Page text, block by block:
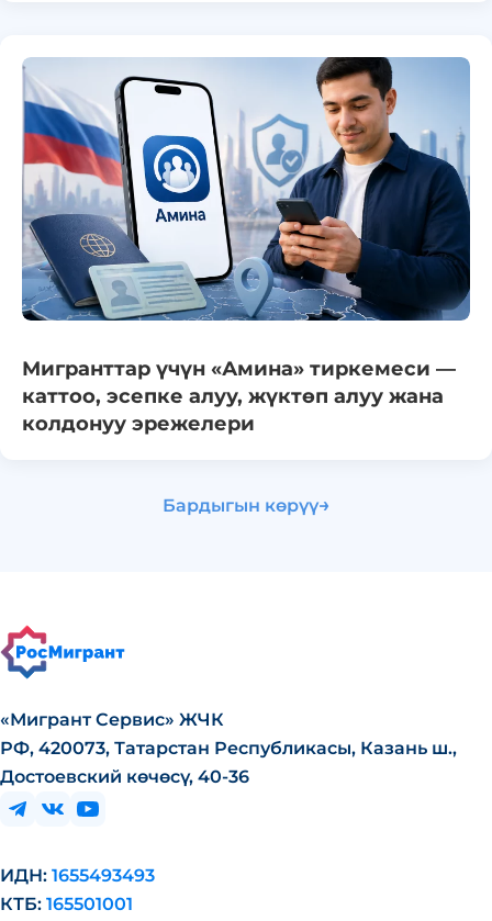
Мигранттар үчүн «Амина» тиркемеси —
каттоо, эсепке алуу, жүктөп алуу жана
колдонуу эрежелери
Бардыгын көрүү→
«Мигрант Сервис» ЖЧК
РФ, 420073, Татарстан Республикасы, Казань ш.,
Достоевский көчөсү, 40-36
ИДН: 1655493493
КТБ: 165501001